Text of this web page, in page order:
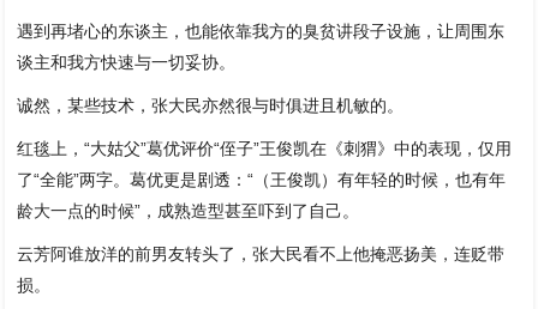
遇到再堵心的东谈主，也能依靠我方的臭贫讲段子设施，让周围东
谈主和我方快速与一切妥协。
诚然，某些技术，张大民亦然很与时俱进且机敏的。
红毯上，“大姑父”葛优评价“侄子”王俊凯在《刺猬》中的表现，仅用
了“全能”两字。葛优更是剧透：“（王俊凯）有年轻的时候，也有年
龄大一点的时候”，成熟造型甚至吓到了自己。
云芳阿谁放洋的前男友转头了，张大民看不上他掩恶扬美，连贬带
损。